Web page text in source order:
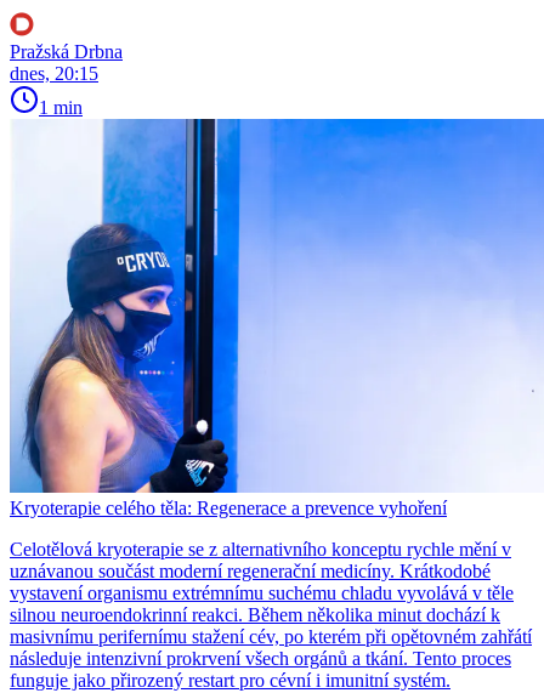
Pražská Drbna
dnes, 20:15
1 min
Kryoterapie celého těla: Regenerace a prevence vyhoření
Celotělová kryoterapie se z alternativního konceptu rychle mění v
uznávanou součást moderní regenerační medicíny. Krátkodobé
vystavení organismu extrémnímu suchému chladu vyvolává v těle
silnou neuroendokrinní reakci. Během několika minut dochází k
masivnímu perifernímu stažení cév, po kterém při opětovném zahřátí
následuje intenzivní prokrvení všech orgánů a tkání. Tento proces
funguje jako přirozený restart pro cévní i imunitní systém.